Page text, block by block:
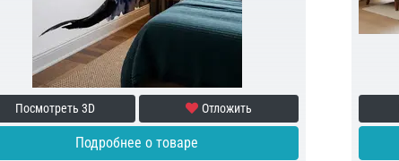
Посмотреть 3D Отложить
Подробнее о товаре